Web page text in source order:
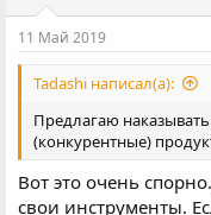
11 Май 2019
Tadashi написал(а):
Предлагаю
(конкурентные)
Вот это очень
свои инструменты.